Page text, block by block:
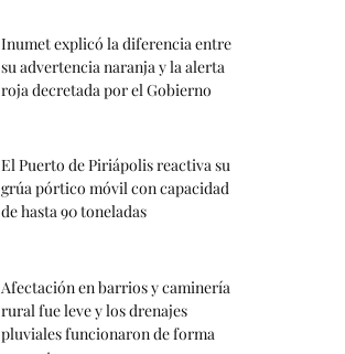
Inumet explicó la diferencia entre
su advertencia naranja y la alerta
roja decretada por el Gobierno
El Puerto de Piriápolis reactiva su
grúa pórtico móvil con capacidad
de hasta 90 toneladas
Afectación en barrios y caminería
rural fue leve y los drenajes
pluviales funcionaron de forma